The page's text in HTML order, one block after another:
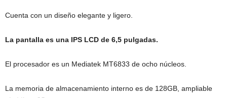
Cuenta con un diseño elegante y ligero.
La pantalla es una IPS LCD de 6,5 pulgadas.
El procesador es un Mediatek MT6833 de ocho núcleos.
La memoria de almacenamiento interno es de 128GB, ampliable